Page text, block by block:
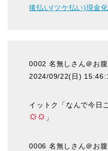
後払い(ツケ払い)現金
0002 名無しさん＠お腹
2024/09/22(日)
イットク「なんで今日
」
0006 名無しさん＠お腹